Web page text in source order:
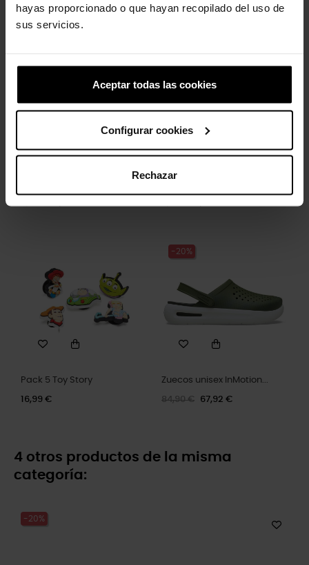
hayas proporcionado o que hayan recopilado del uso de
sus servicios.
Aceptar todas las cookies
Configurar cookies
Rechazar
Los clientes que compraron este
producto también han comprado:
Pack 5 Toy Story
16,99 €
-20%
Zuecos unisex InMotion...
84,90 € 67,92 €
4 otros productos de la misma
categoría:
-20%